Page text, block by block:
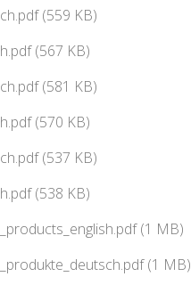
(559 KB)
(567 KB)
(581 KB)
(570 KB)
(537 KB)
(538 KB)
(1 MB)
(1 MB)